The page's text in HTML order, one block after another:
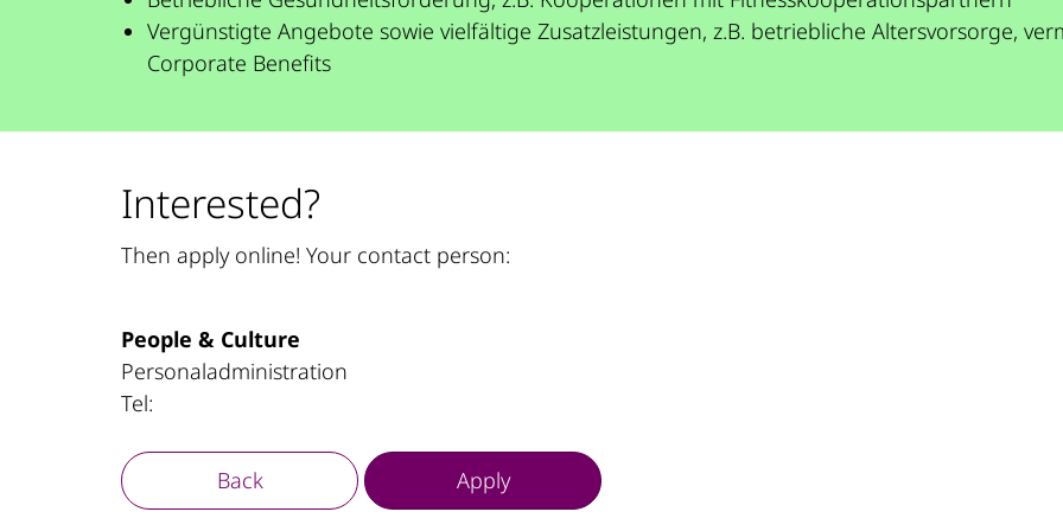
Vergünstigte Angebote sowie vielfältige Zusatzleistungen, z.B. betriebliche Altersvorsorge,
Corporate Benefits
Interested?
Then apply online! Your contact person:
People & Culture
Personaladministration
Tel:
Back Apply